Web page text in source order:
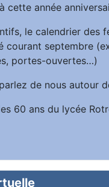
cette année
le calendrier des
courant septembre
portes-ouvertes…)
de nous autour
60 ans du lycée